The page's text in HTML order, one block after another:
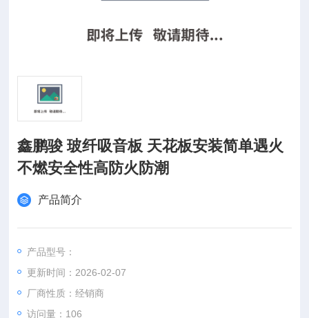
鑫鹏骏 玻纤吸音板 天花板安装简单遇火
不燃安全性高防火防潮
产品简介
产品型号：
更新时间：2026-02-07
厂商性质：经销商
访问量：106